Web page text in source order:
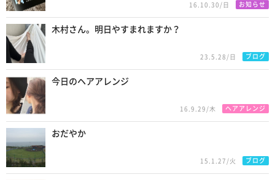
16.10.30/日 お知らせ
木村さん。明日やすまれますか？
23.5.28/日 ブログ
今日のヘアアレンジ
16.9.29/木 ヘアアレンジ
おだやか
15.1.27/火 ブログ